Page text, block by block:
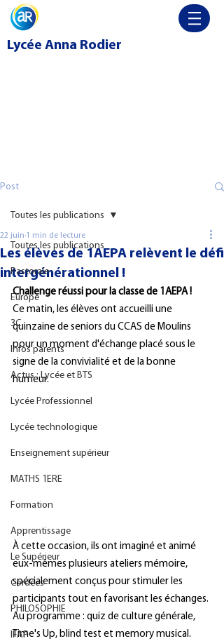
Lycée Anna Rodier
Post
Toutes les publications
Pastorale
Europe
3C
Infos parents
Actus : Lycée et BTS
Lycée Professionnel
Lycée technologique
Enseignement supérieur
MATHS 1ERE
Formation
Apprentissage
Le Supérieur
Cordées
PHILOSOPHIE
IFAP
Toutes les publications
Les élèves de 1AEPA relèvent le défi
intergénérationnel !
22 juin 1 min de lecture
Challenge réussi pour la classe de 1AEPA !
Ce matin, les élèves ont accueilli une
quinzaine de seniors du CCAS de Moulins
pour un moment d'échange placé sous le
signe de la convivialité et de la bonne
humeur.
À cette occasion, ils ont imaginé et animé
eux-mêmes plusieurs ateliers mémoire,
spécialement conçus pour stimuler les
participants tout en favorisant les échanges.
Au programme : quiz de culture générale,
Time's Up, blind test et memory musical.